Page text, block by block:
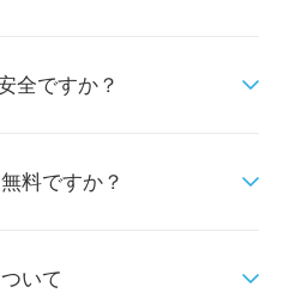
全ですか？
料ですか？
いて